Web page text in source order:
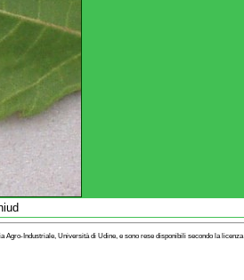
Agro-Industriale, Università di Udine, e sono rese disponibili secondo la licenza